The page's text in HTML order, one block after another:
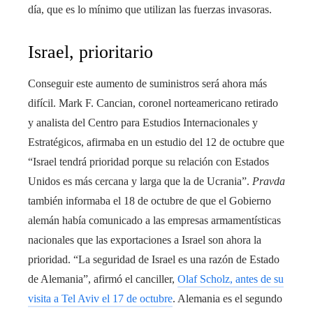
día, que es lo mínimo que utilizan las fuerzas invasoras.
Israel, prioritario
Conseguir este aumento de suministros será ahora más
difícil. Mark F. Cancian, coronel norteamericano retirado
y analista del Centro para Estudios Internacionales y
Estratégicos, afirmaba en un estudio del 12 de octubre que
“Israel tendrá prioridad porque su relación con Estados
Unidos es más cercana y larga que la de Ucrania”. Pravda
también informaba el 18 de octubre de que el Gobierno
alemán había comunicado a las empresas armamentísticas
nacionales que las exportaciones a Israel son ahora la
prioridad. “La seguridad de Israel es una razón de Estado
de Alemania”, afirmó el canciller, Olaf Scholz, antes de su
visita a Tel Aviv el 17 de octubre. Alemania es el segundo